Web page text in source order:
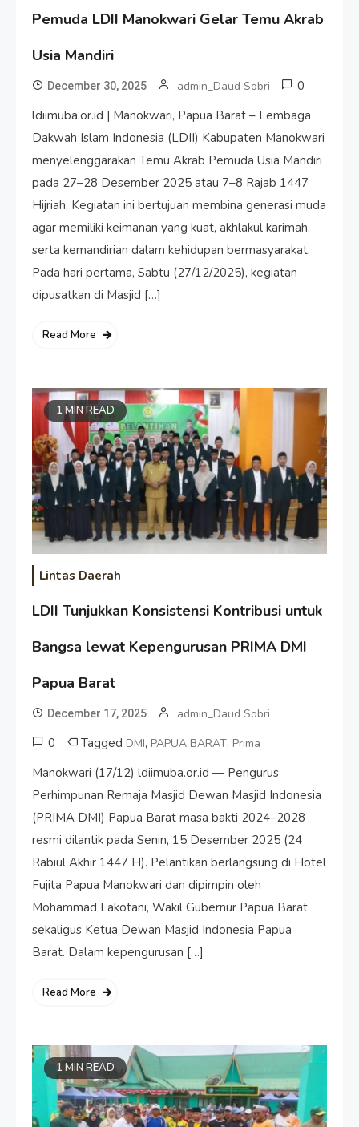
Pemuda LDII Manokwari Gelar Temu Akrab
Usia Mandiri
December 30, 2025 admin_Daud Sobri
0
ldiimuba.or.id | Manokwari, Papua Barat – Lembaga
Dakwah Islam Indonesia (LDII) Kabupaten Manokwari
menyelenggarakan Temu Akrab Pemuda Usia Mandiri
pada 27–28 Desember 2025 atau 7–8 Rajab 1447
Hijriah. Kegiatan ini bertujuan membina generasi muda
agar memiliki keimanan yang kuat, akhlakul karimah,
serta kemandirian dalam kehidupan bermasyarakat.
Pada hari pertama, Sabtu (27/12/2025), kegiatan
dipusatkan di Masjid […]
Read More
1 MIN READ
Lintas Daerah
LDII Tunjukkan Konsistensi Kontribusi untuk
Bangsa lewat Kepengurusan PRIMA DMI
Papua Barat
December 17, 2025 admin_Daud Sobri
0 Tagged DMI, PAPUA BARAT, Prima
Manokwari (17/12) ldiimuba.or.id — Pengurus
Perhimpunan Remaja Masjid Dewan Masjid Indonesia
(PRIMA DMI) Papua Barat masa bakti 2024–2028
resmi dilantik pada Senin, 15 Desember 2025 (24
Rabiul Akhir 1447 H). Pelantikan berlangsung di Hotel
Fujita Papua Manokwari dan dipimpin oleh
Mohammad Lakotani, Wakil Gubernur Papua Barat
sekaligus Ketua Dewan Masjid Indonesia Papua
Barat. Dalam kepengurusan […]
Read More
1 MIN READ